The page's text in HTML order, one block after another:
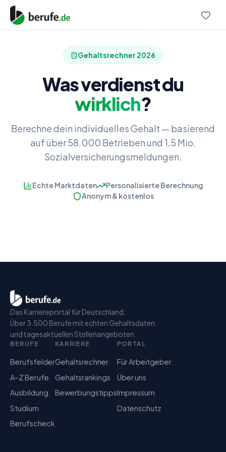
Gehaltsrechner 2026
Was verdienst du
wirklich?
Berechne dein individuelles Gehalt — basierend
auf über 58.000 Betrieben und 1,5 Mio.
Sozialversicherungsmeldungen.
Echte Marktdaten
Personalisierte Berechnung
Anonym & kostenlos
Das Karriereportal für Deutschland.
Über 3.500 Berufe mit echten Gehaltsdaten
und tagesaktuellen Stellenangeboten.
BERUFE
Berufsfelder
A–Z Berufe
Ausbildung
Studium
Berufscheck
KARRIERE
Gehaltsrechner
Gehaltsrankings
Bewerbungstipps
PORTAL
Für Arbeitgeber
Über uns
Impressum
Datenschutz